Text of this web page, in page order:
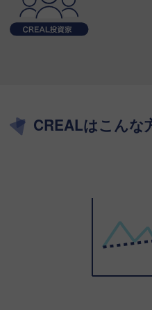
CREALはこんな